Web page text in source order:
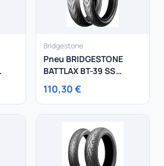
Bridgestone
Pneu BRIDGESTONE
BATTLAX BT-39 SS
100/80-17 52 S
110,30 €